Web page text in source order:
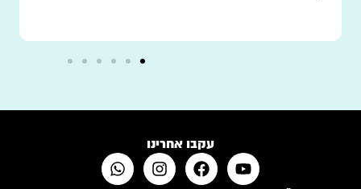
עקבו אחרינו